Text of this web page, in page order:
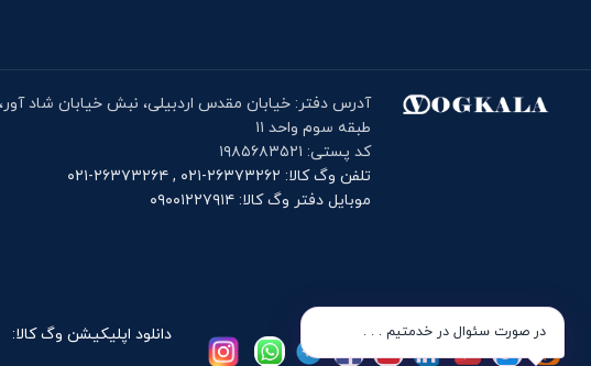
طبقه سوم واحد ۱۱
کد پستی: ۱۹۸۵۶۸۳۵۲۱
تلفن وگ کالا: ۲۶۳۷۳۲۶۲-۰۲۱ , ۲۶۳۷۳۲۶۴-۰۲۱
موبایل دفتر وگ کالا: ۰۹۰۰۱۲۲۷۹۱۴
دانلود اپلیکیشن وگ کالا: در صورت سئوال در خدمتیم . . .